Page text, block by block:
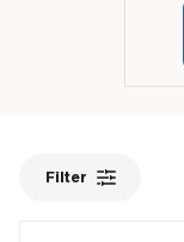
Filter